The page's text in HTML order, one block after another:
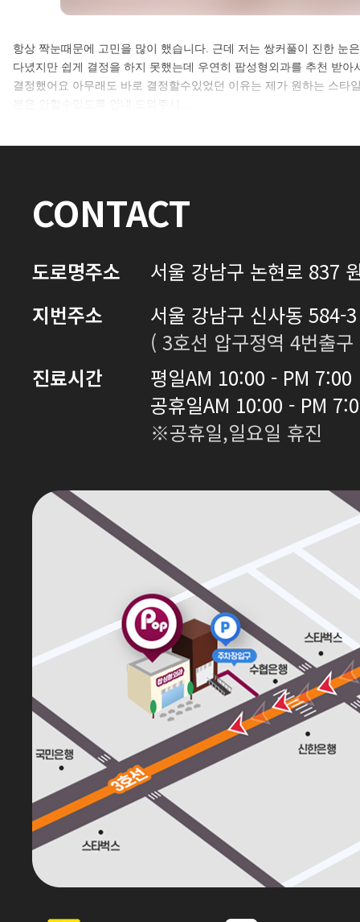
셀카후기 전체 내용은
로그인 후 확인하실 수 있습니다.
항상 짝눈때문에 고민을 많이 했습니다. 근데 저는 쌍커풀이 진한 눈
다녔지만 쉽게 결정을 하지 못했는데 우연히 팝성형외과를 추천 받
결정했어요 아무래도 바로 결정할수있었던 이유는 제가 원하는 스타
분은 안할수있도록 안내 도와주시…
CONTACT
도로명주소
서울 강남구 논현로 837
지번주소
서울 강남구 신사동 584-
( 3호선 압구정역 4번출
진료시간
평일AM 10:00 - PM 7:00
공휴일AM 10:00 - PM
※공휴일,일요일 휴진